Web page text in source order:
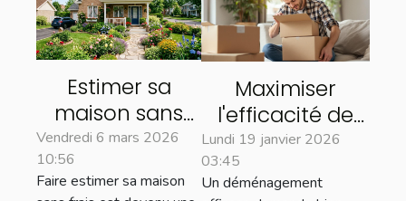
Estimer sa
maison sans
frais : quels
avantages
pour les
Vendredi 6 mars 2026
10:56
Faire estimer sa maison
Maximiser
l'efficacité de
votre
déménagement
: astuces clés
Lundi 19 janvier 2026
03:45
Un déménagement